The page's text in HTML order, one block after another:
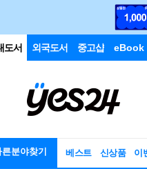
도서 외국도서 중고샵 eBook
른분야찾기 베스트 신상품 이